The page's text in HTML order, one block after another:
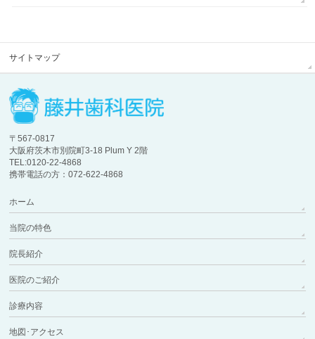
サイトマップ
〒567-0817
大阪府茨木市別院町3-18 Plum Y 2階
TEL:0120-22-4868
携帯電話の方：072-622-4868
ホーム
当院の特色
院長紹介
医院のご紹介
診療内容
地図･アクセス